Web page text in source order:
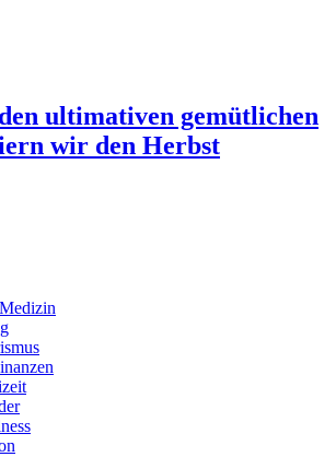
ultimativen gemütlichen
wir den Herbst